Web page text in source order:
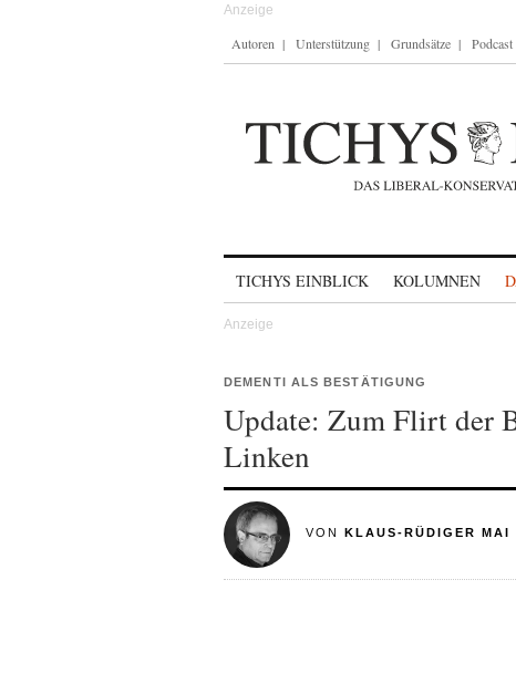
Autoren Unterstützung Grundsätze Podcast
TICHYS EINBLICK KOLUMNEN
DEMENTI ALS BESTÄTIGUNG
Update: Zum Flirt der
Linken
VON KLAUS-RÜDIGER MAI